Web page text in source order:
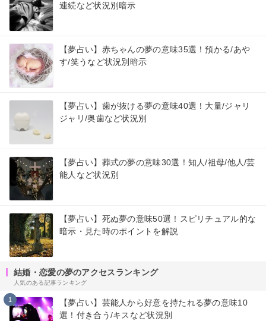
連続など状況別暗示
【夢占い】赤ちゃんの夢の意味35選！預かる/あや
す/笑うなど状況別暗示
【夢占い】歯が抜ける夢の意味40選！大量/ジャリ
ジャリ/奥歯など状況別
【夢占い】葬式の夢の意味30選！知人/祖母/他人/芸
能人など状況別
【夢占い】死ぬ夢の意味50選！スピリチュアル的な
暗示・見た時のポイントを解説
結婚・恋愛の夢のアクセスランキング
人気のある記事ランキング
1
【夢占い】芸能人から好意を持たれる夢の意味10
選！付き合う/キスなど状況別